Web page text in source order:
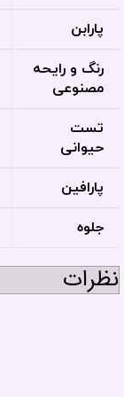
پارابن
رنگ و رایحه
مصنوعی
تست
حیوانی
پارافین
جلوه
نظرات